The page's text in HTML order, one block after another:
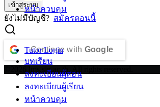
หน้าควบคุม
Tutor Login
บทเรียน
ลงทะเบียนผู้สอน
ลงทะเบียนผู้เรียน
หน้าควบคุม
เข้าสู่ระบบ
ยังไม่มีบัญชี? สมัครตอนนี้
Continue with Google
©2026 lms.sjn.ac.th. All rights reserved.